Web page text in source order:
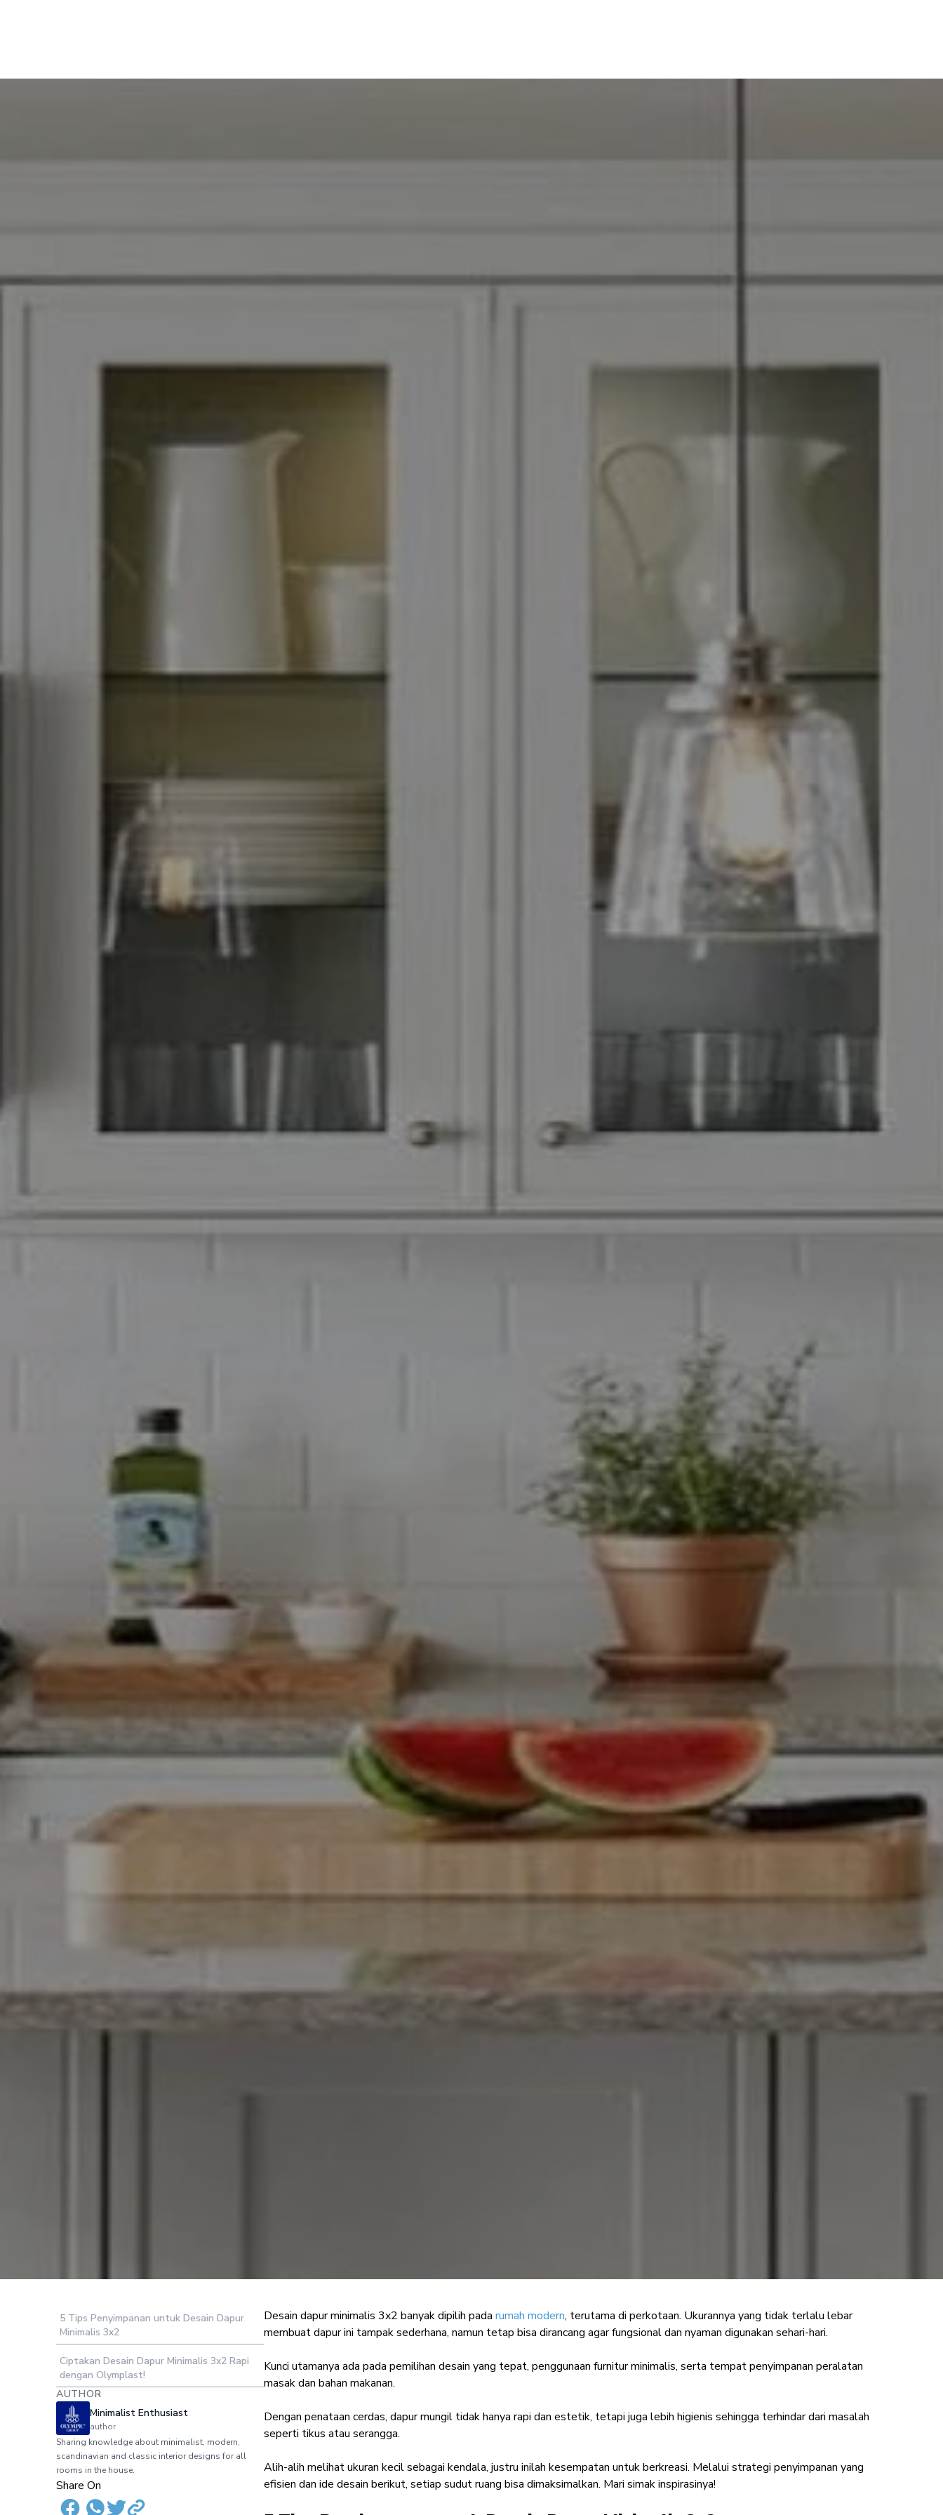
5 Tips Desain Dapur Minimalis 3x2 yang Rapi & Bebas
Tikus
5 Tips Penyimpanan untuk Desain Dapur
Minimalis 3x2
Ciptakan Desain Dapur Minimalis 3x2 Rapi
dengan Olymplast!
AUTHOR
Minimalist Enthusiast
author
Sharing knowledge about minimalist, modern,
scandinavian and classic interior designs for all
rooms in the house.
Share On
Desain dapur minimalis 3x2 banyak dipilih pada rumah modern, terutama di perkotaan. Ukurannya yang tidak terlalu lebar
membuat dapur ini tampak sederhana, namun tetap bisa dirancang agar fungsional dan nyaman digunakan sehari-hari.
Kunci utamanya ada pada pemilihan desain yang tepat, penggunaan furnitur minimalis, serta tempat penyimpanan peralatan
masak dan bahan makanan.
Dengan penataan cerdas, dapur mungil tidak hanya rapi dan estetik, tetapi juga lebih higienis sehingga terhindar dari masalah
seperti tikus atau serangga.
Alih-alih melihat ukuran kecil sebagai kendala, justru inilah kesempatan untuk berkreasi. Melalui strategi penyimpanan yang
efisien dan ide desain berikut, setiap sudut ruang bisa dimaksimalkan. Mari simak inspirasinya!